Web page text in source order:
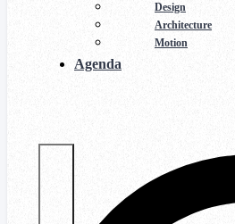
Design
Architecture
Motion
Agenda